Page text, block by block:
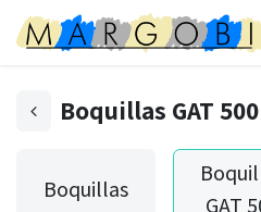
Boquillas GAT
Boquillas
GAT